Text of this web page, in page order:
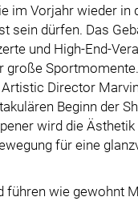
im Vorjahr wieder in
sein dürfen. Das
und High-End-
große
Director
Beginn der
wird die
für eine
führen wie gewohnt